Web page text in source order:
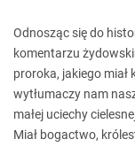
Odnosząc się do
komentarzu
proroka, jakiego miał
wytłumaczy nam
małej uciechy
Miał bogactwo,